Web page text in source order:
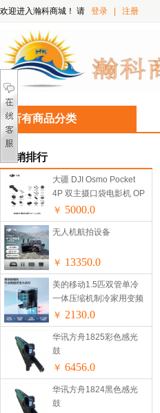
欢迎进入瀚科商城！ 请 登录 注册
所有商品分类
热销排行
大疆 DJI Osmo Pocket
4P 双主摄口袋电影机 OP
灵眸手持数码云台相机便
携美颜摄像 Vlog套装
￥ 5000.0
无人机航拍设备
￥ 13350.0
美的移动1.5匹双管单冷
一体压缩机制冷家用变频
无外机安装免安装
￥ 2130.0
华讯方舟1825彩色感光
鼓
￥ 6456.0
华讯方舟1824黑色感光
鼓